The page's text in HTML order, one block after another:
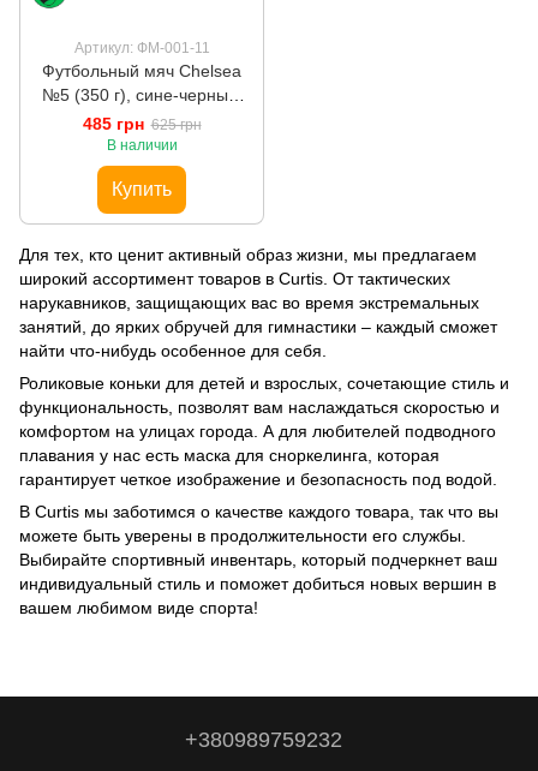
Артикул: ФМ-001-11
Футбольный мяч Chelsea
№5 (350 г), сине-черный,
для игры на улице
485 грн 625 грн
В наличии
Купить
Для тех, кто ценит активный образ жизни, мы предлагаем
широкий ассортимент товаров в Curtis. От тактических
нарукавников, защищающих вас во время экстремальных
занятий, до ярких обручей для гимнастики – каждый сможет
найти что-нибудь особенное для себя.
Роликовые коньки для детей и взрослых, сочетающие стиль и
функциональность, позволят вам наслаждаться скоростью и
комфортом на улицах города. А для любителей подводного
плавания у нас есть маска для сноркелинга, которая
гарантирует четкое изображение и безопасность под водой.
В Curtis мы заботимся о качестве каждого товара, так что вы
можете быть уверены в продолжительности его службы.
Выбирайте спортивный инвентарь, который подчеркнет ваш
индивидуальный стиль и поможет добиться новых вершин в
вашем любимом виде спорта!
+380989759232